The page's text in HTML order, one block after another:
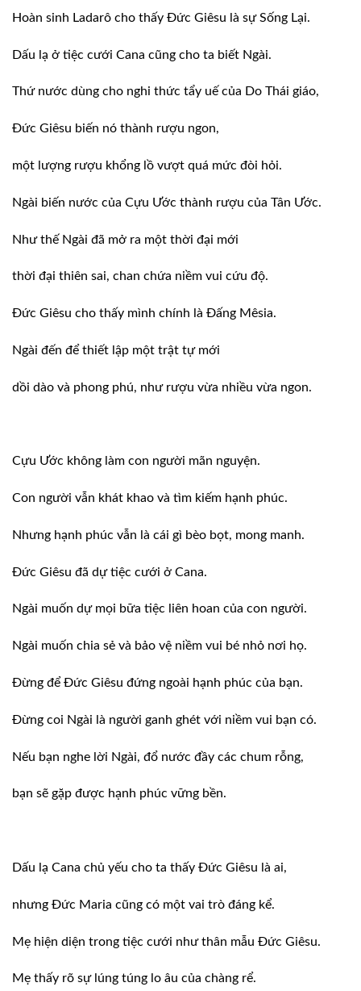
Hoàn sinh Ladarô cho thấy Ðức Giêsu là sự Sống Lại.
Dấu lạ ở tiệc cưới Cana cũng cho ta biết Ngài.
Thứ nước dùng cho nghi thức tẩy uế của Do Thái giáo,
Ðức Giêsu biến nó thành rượu ngon,
một lượng rượu khổng lồ vượt quá mức đòi hỏi.
Ngài biến nước của Cựu Ước thành rượu của Tân Ước.
Như thế Ngài đã mở ra một thời đại mới
thời đại thiên sai, chan chứa niềm vui cứu độ.
Ðức Giêsu cho thấy mình chính là Ðấng Mêsia.
Ngài đến để thiết lập một trật tự mới
dồi dào và phong phú, như rượu vừa nhiều vừa ngon.
Cựu Ước không làm con người mãn nguyện.
Con người vẫn khát khao và tìm kiếm hạnh phúc.
Nhưng hạnh phúc vẫn là cái gì bèo bọt, mong manh.
Ðức Giêsu đã dự tiệc cưới ở Cana.
Ngài muốn dự mọi bữa tiệc liên hoan của con người.
Ngài muốn chia sẻ và bảo vệ niềm vui bé nhỏ nơi họ.
Ðừng để Ðức Giêsu đứng ngoài hạnh phúc của bạn.
Ðừng coi Ngài là người ganh ghét với niềm vui bạn có.
Nếu bạn nghe lời Ngài, đổ nước đầy các chum rỗng,
bạn sẽ gặp được hạnh phúc vững bền.
Dấu lạ Cana chủ yếu cho ta thấy Ðức Giêsu là ai,
nhưng Ðức Maria cũng có một vai trò đáng kể.
Mẹ hiện diện trong tiệc cưới như thân mẫu Ðức Giêsu.
Mẹ thấy rõ sự lúng túng lo âu của chàng rể.